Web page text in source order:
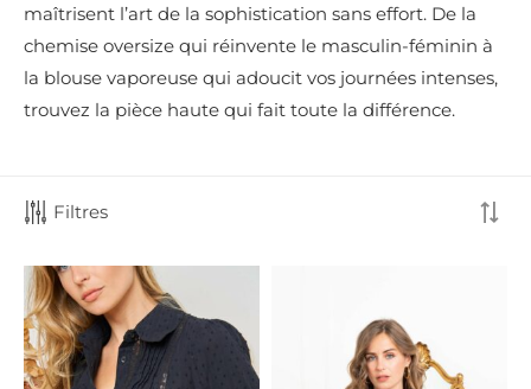
maîtrisent l’art de la sophistication sans effort. De la
chemise oversize qui réinvente le masculin-féminin à
la blouse vaporeuse qui adoucit vos journées intenses,
trouvez la pièce haute qui fait toute la différence.
Filtres